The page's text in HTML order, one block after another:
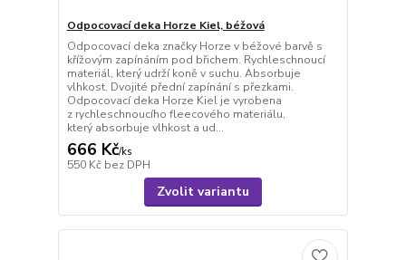
Odpocovací deka Horze Kiel, béžová
Odpocovací deka značky Horze v béžové barvě s
křížovým zapínáním pod břichem. Rychleschnoucí
materiál, který udrží koně v suchu. Absorbuje
vlhkost. Dvojité přední zapínání s přezkami.
Odpocovací deka Horze Kiel je vyrobena
z rychleschnoucího fleecového materiálu,
který absorbuje vlhkost a ud...
666 Kč/ks
550 Kč bez DPH
Zvolit variantu